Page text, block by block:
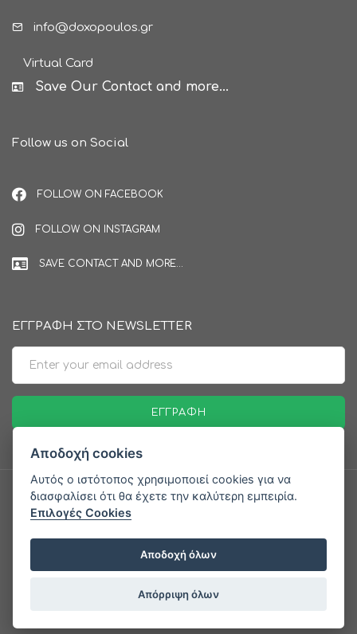
info@doxopoulos.gr
Virtual Card
Save Our Contact and more...
Follow us on Social
FOLLOW ON FACEBOOK
FOLLOW ON INSTAGRAM
SAVE CONTACT AND MORE...
ΕΓΓΡΑΦΗ ΣΤΟ NEWSLETTER
Email
ΕΓΓΡΑΦΉ
© 2026 doxopoulos.gr - Beauty Salons | all Rights
Αποδοχή cookies
Αυτός ο ιστότοπος χρησιμοποιεί cookies για να
διασφαλίσει ότι θα έχετε την καλύτερη εμπειρία.
Επιλογές Cookies
Αποδοχή όλων
Απόρριψη όλων